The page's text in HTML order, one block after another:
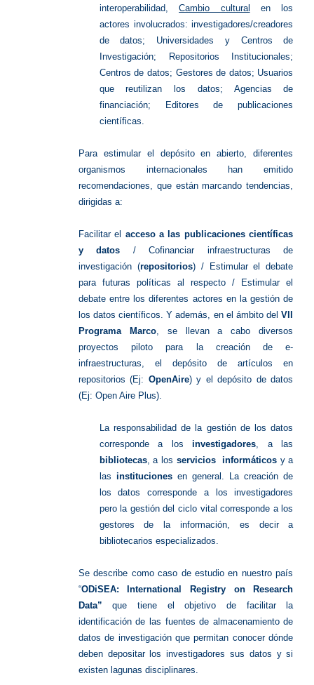
interoperabilidad,Cambio cultural
en los
actores involucrados: investigadores/creadores
de datos; Universidades y Centros de
Investigación; Repositorios Institucionales;
Centros de datos; Gestores de datos; Usuarios
que reutilizan los datos; Agencias de
financiación; Editores de publicaciones
científicas.
Para estimular el depósito en abierto, diferentes
organismos internacionales han emitido
recomendaciones, que están marcando tendencias,
dirigidas a:
Facilitar el acceso a las publicaciones científicas
y datos /Cofinanciar infraestructuras de
investigación (repositorios) /
Estimular el debate
para futuras políticas al respecto /
Estimular el
debate entre los diferentes actores en la gestión de
los datos científicos. Y además, en el ámbito delVII
Programa Marco, se llevan a cabo diversos
proyectos piloto para la creación de e-
infraestructuras, el depósito de artículos en
repositorios (Ej: OpenAire) y el depósito de datos
(Ej: Open Aire Plus).
La responsabilidad de la gestión de los datos
corresponde a losinvestigadores, a las
bibliotecas, a los servicios informáticos y a
las institucionesen general. La creación de
los datos corresponde a los investigadores
pero la gestión del ciclo vital corresponde a los
gestores de la información, es decir a
bibliotecarios especializados.
Se describe como caso de estudio en nuestro país
“ODiSEA: International Registry on Research
Data” que tiene el objetivo de facilitar la
identificación de las fuentes de almacenamiento de
datos de investigación que permitan conocer dónde
deben depositar los investigadores sus datos y si
existen lagunas disciplinares.